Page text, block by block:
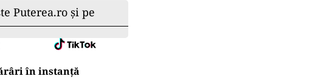
Puterea.ro și pe
în instanță